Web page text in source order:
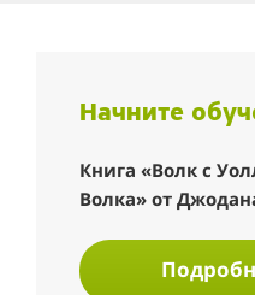
Начните
Книга «Волк с
Волка» от